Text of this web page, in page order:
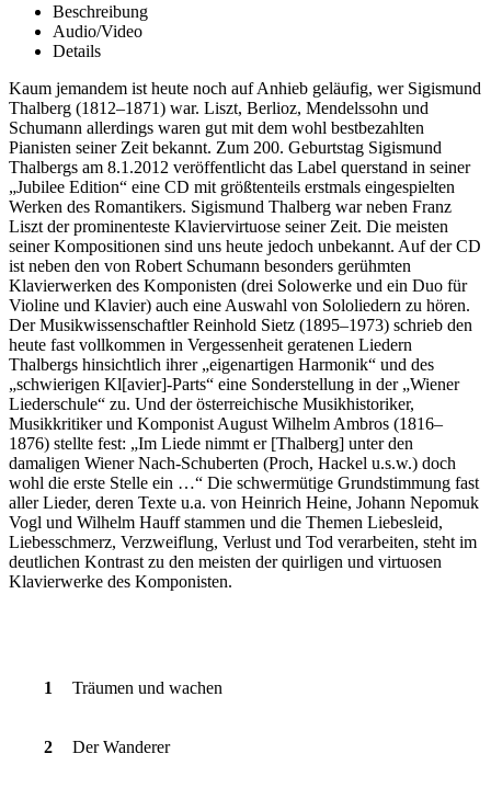
Beschreibung
Audio/Video
Details
Kaum jemandem ist heute noch auf Anhieb geläufig, wer Sigismund
Thalberg (1812–1871) war. Liszt, Berlioz, Mendelssohn und
Schumann allerdings waren gut mit dem wohl bestbezahlten
Pianisten seiner Zeit bekannt. Zum 200. Geburtstag Sigismund
Thalbergs am 8.1.2012 veröffentlicht das Label querstand in seiner
„Jubilee Edition“ eine CD mit größtenteils erstmals eingespielten
Werken des Romantikers. Sigismund Thalberg war neben Franz
Liszt der prominenteste Klaviervirtuose seiner Zeit. Die meisten
seiner Kompositionen sind uns heute jedoch unbekannt. Auf der CD
ist neben den von Robert Schumann besonders gerühmten
Klavierwerken des Komponisten (drei Solowerke und ein Duo für
Violine und Klavier) auch eine Auswahl von Sololiedern zu hören.
Der Musikwissenschaftler Reinhold Sietz (1895–1973) schrieb den
heute fast vollkommen in Vergessenheit geratenen Liedern
Thalbergs hinsichtlich ihrer „eigenartigen Harmonik“ und des
„schwierigen Kl[avier]-Parts“ eine Sonderstellung in der „Wiener
Liederschule“ zu. Und der österreichische Musikhistoriker,
Musikkritiker und Komponist August Wilhelm Ambros (1816–
1876) stellte fest: „Im Liede nimmt er [Thalberg] unter den
damaligen Wiener Nach-Schuberten (Proch, Hackel u.s.w.) doch
wohl die erste Stelle ein …“ Die schwermütige Grundstimmung fast
aller Lieder, deren Texte u.a. von Heinrich Heine, Johann Nepomuk
Vogl und Wilhelm Hauff stammen und die Themen Liebesleid,
Liebesschmerz, Verzweiflung, Verlust und Tod verarbeiten, steht im
deutlichen Kontrast zu den meisten der quirligen und virtuosen
Klavierwerke des Komponisten.
1 Träumen und wachen
2 Der Wanderer